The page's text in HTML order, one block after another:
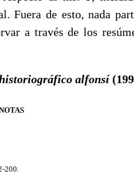
Fuera de esto, nada
a través de los
alfonsí
200.